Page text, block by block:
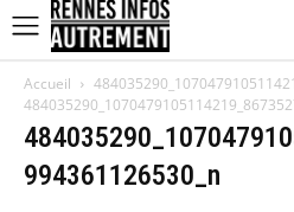
Accueil
994361126530_n